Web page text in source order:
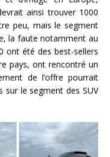
ainsi trouver 1000
peu, mais le segment
la faute notamment au
ont été des best-sellers
pays, ont rencontré un
de l’offre pourrait
sur le segment des SUV